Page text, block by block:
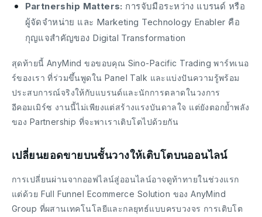
Partnership Matters: การจับมือระหว่าง แบรนด์ หรือ
ผู้จัดจำหน่าย และ Marketing Technology Enabler คือ
กุญแจสำคัญของ Digital Transformation
สุดท้ายนี้ AnyMind ขอขอบคุณ Sino-Pacific Trading พาร์ทเนอ
ร์ของเรา ที่ร่วมขึ้นพูดใน Panel Talk และแบ่งปันความรู้พร้อม
ประสบการณ์จริงให้กับแบรนด์และนักการตลาดในวงการ
อีคอมเมิร์ซ งานนี้ไม่เพียงแต่สร้างแรงบันดาลใจ แต่ยังตอกย้ำพลัง
ของ Partnership ที่จะพาเราเติบโตไปด้วยกัน
เปลี่ยนยอดขายบนชั้นวางให้เติบโตบนออนไลน์
การเปลี่ยนผ่านจากออฟไลน์สู่ออนไลน์อาจดูท้าทายในช่วงแรก
แต่ด้วย Full Funnel Ecommerce Solution ของ AnyMind
Group ที่ผสานเทคโนโลยีและกลยุทธ์แบบครบวงจร การเติบโต